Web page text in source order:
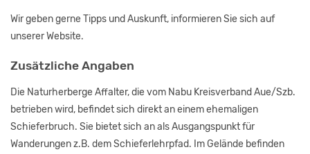
Wir geben gerne Tipps und Auskunft, informieren Sie sich auf
unserer Website.
Zusätzliche Angaben
Die Naturherberge Affalter, die vom Nabu Kreisverband Aue/Szb.
betrieben wird, befindet sich direkt an einem ehemaligen
Schieferbruch. Sie bietet sich an als Ausgangspunkt für
Wanderungen z.B. dem Schieferlehrpfad. Im Gelände befinden